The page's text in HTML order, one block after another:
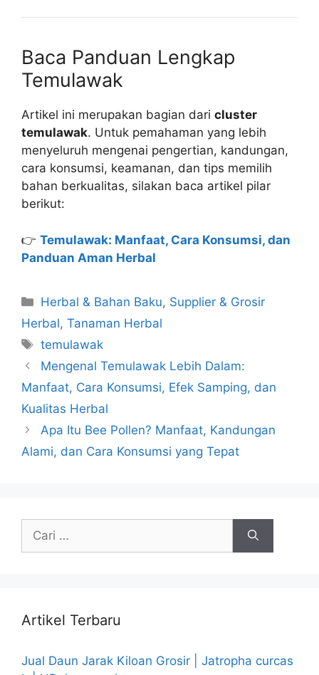
Baca Panduan Lengkap
Temulawak
Artikel ini merupakan bagian dari cluster
temulawak. Untuk pemahaman yang lebih
menyeluruh mengenai pengertian, kandungan,
cara konsumsi, keamanan, dan tips memilih
bahan berkualitas, silakan baca artikel pilar
berikut:
👉 Temulawak: Manfaat, Cara Konsumsi, dan
Panduan Aman Herbal
Kategori
Herbal & Bahan Baku, Supplier & Grosir
Herbal, Tanaman Herbal
Tag
temulawak
Mengenal Temulawak Lebih Dalam:
Manfaat, Cara Konsumsi, Efek Samping, dan
Kualitas Herbal
Apa Itu Bee Pollen? Manfaat, Kandungan
Alami, dan Cara Konsumsi yang Tepat
untuk:
Artikel Terbaru
Jual Daun Jarak Kiloan Grosir | Jatropha curcas